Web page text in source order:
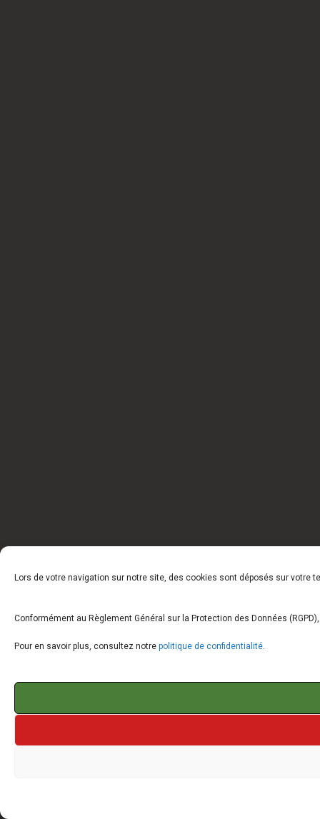
Lors de votre navigation sur notre site, des cookies sont déposés sur votre
Conformément au Règlement Général sur la Protection des Données
Pour en savoir plus, consultez notre politique de confidentialité.